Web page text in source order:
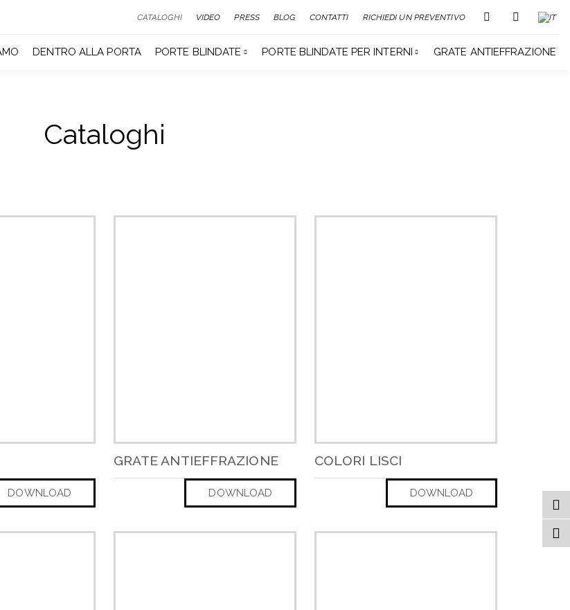
CATALOGHI VIDEO PRESS BLOG CONTATTI RICHIEDI UN PREVENTIVO
DENTRO ALLA PORTA PORTE BLINDATE PORTE BLINDATE PER INTERNI GRATE ANTIEFFRAZIONE
Cataloghi
DOWNLOAD
GRATE ANTIEFFRAZIONE
DOWNLOAD
COLORI LISCI
DOWNLOAD